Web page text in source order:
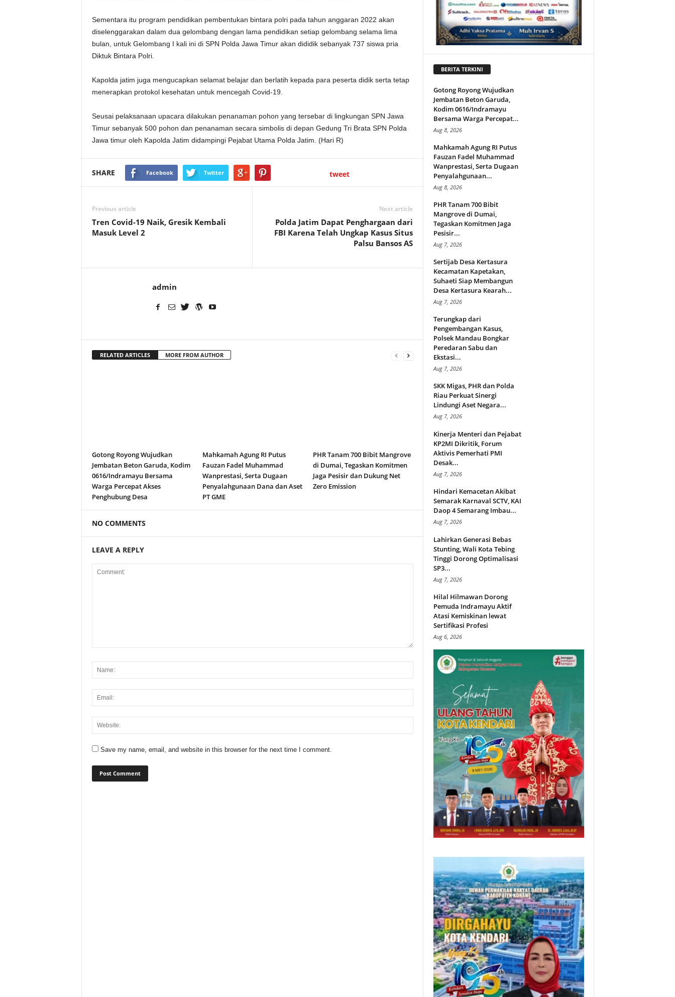
Sementara itu program pendidikan pembentukan bintara polri pada tahun anggaran 2022 akan
diselenggarakan dalam dua gelombang dengan lama pendidikan setiap gelombang selama lima
bulan, untuk Gelombang I kali ini di SPN Polda Jawa Timur akan dididik sebanyak 737 siswa pria
Diktuk Bintara Polri.
Kapolda jatim juga mengucapkan selamat belajar dan berlatih kepada para peserta didik serta tetap
menerapkan protokol kesehatan untuk mencegah Covid-19.
Seusai pelaksanaan upacara dilakukan penanaman pohon yang tersebar di lingkungan SPN Jawa
Timur sebanyak 500 pohon dan penanaman secara simbolis di depan Gedung Tri Brata SPN Polda
Jawa timur oleh Kapolda Jatim didampingi Pejabat Utama Polda Jatim. (Hari R)
SHARE Facebook Twitter tweet
Previous article
Tren Covid-19 Naik, Gresik Kembali
Masuk Level 2
Next article
Polda Jatim Dapat Penghargaan dari
FBI Karena Telah Ungkap Kasus Situs
Palsu Bansos AS
admin
RELATED ARTICLES MORE FROM AUTHOR
Gotong Royong Wujudkan
Jembatan Beton Garuda, Kodim
0616/Indramayu Bersama
Warga Percepat Akses
Penghubung Desa
Mahkamah Agung RI Putus
Fauzan Fadel Muhammad
Wanprestasi, Serta Dugaan
Penyalahgunaan Dana dan Aset
PT GME
PHR Tanam 700 Bibit Mangrove
di Dumai, Tegaskan Komitmen
Jaga Pesisir dan Dukung Net
Zero Emission
NO COMMENTS
LEAVE A REPLY
Save my name, email, and website in this browser for the next time I comment.
BERITA TERKINI
Gotong Royong Wujudkan
Jembatan Beton Garuda,
Kodim 0616/Indramayu
Bersama Warga Percepat...
Aug 8, 2026
Mahkamah Agung RI Putus
Fauzan Fadel Muhammad
Wanprestasi, Serta Dugaan
Penyalahgunaan...
Aug 8, 2026
PHR Tanam 700 Bibit
Mangrove di Dumai,
Tegaskan Komitmen Jaga
Pesisir...
Aug 7, 2026
Sertijab Desa Kertasura
Kecamatan Kapetakan,
Suhaeti Siap Membangun
Desa Kertasura Kearah...
Aug 7, 2026
Terungkap dari
Pengembangan Kasus,
Polsek Mandau Bongkar
Peredaran Sabu dan
Ekstasi...
Aug 7, 2026
SKK Migas, PHR dan Polda
Riau Perkuat Sinergi
Lindungi Aset Negara...
Aug 7, 2026
Kinerja Menteri dan Pejabat
KP2MI Dikritik, Forum
Aktivis Pemerhati PMI
Desak...
Aug 7, 2026
Hindari Kemacetan Akibat
Semarak Karnaval SCTV, KAI
Daop 4 Semarang Imbau...
Aug 7, 2026
Lahirkan Generasi Bebas
Stunting, Wali Kota Tebing
Tinggi Dorong Optimalisasi
SP3...
Aug 7, 2026
Hilal Hilmawan Dorong
Pemuda Indramayu Aktif
Atasi Kemiskinan lewat
Sertifikasi Profesi
Aug 6, 2026